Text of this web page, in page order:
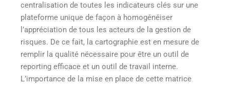
centralisation de toutes les indicateurs clés sur une
plateforme unique de façon à homogénéiser
l’appréciation de tous les acteurs de la gestion de
risques. De ce fait, la cartographie est en mesure de
remplir la qualité nécessaire pour être un outil de
reporting efficace et un outil de travail interne.
L’importance de la mise en place de cette matrice